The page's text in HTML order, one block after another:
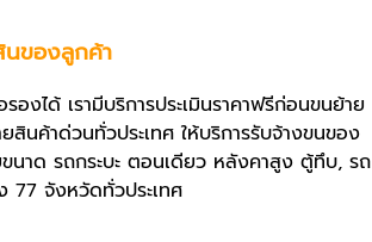
ของลูกค้า
องได้ เรามีบริการประเมินราคาฟรีก่อนขนย้าย
สินค้าด่วนทั่วประเทศ ให้บริการรับจ้างขนของ
าด รถกระบะ ตอนเดียว หลังคาสูง ตู้ทึบ, รถ
จังหวัดทั่วประเทศ